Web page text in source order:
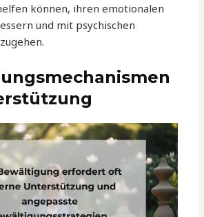
können, ihren emotionalen
und mit psychischen